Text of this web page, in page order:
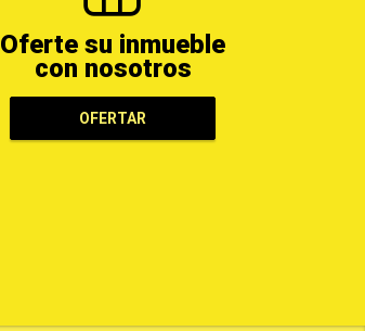
Oferte su inmueble
con nosotros
OFERTAR